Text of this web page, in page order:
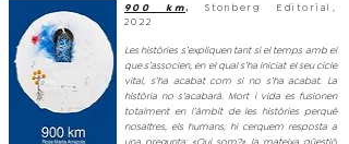
900 km ,
Stonberg Editorial,
2022
Les històries s’expliquen tant si el temps amb el
que s’associen, en el qual s’ha iniciat el seu cicle
vital, s’ha acabat com si no s’ha acabat. La
història no s’acabarà. Mort i vida es fusionen
totalment en l’àmbit de les històries perquè
nosaltres, els humans, hi cerquem resposta a
una pregunta: «Qui som?», la mateixa qüestió